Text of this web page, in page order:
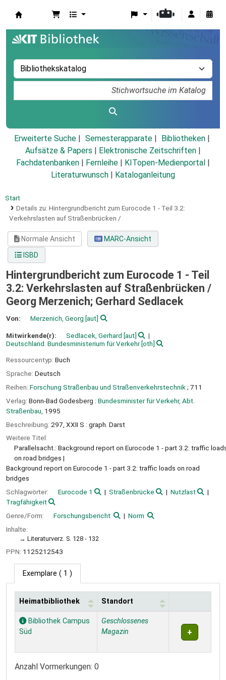
Erweiterte Suche Semesterapparate
Bibliotheken
Aufsätze & Papers
Elektronische Zeitschriften
Fachdatenbanken
Fernleihe KITopen-Medienportal
Literaturwunsch
Kataloganleitung
Start
Details zu: Hintergrundbericht zum Eurocode 1 - Teil 3.2:
Verkehrslasten auf Straßenbrücken /
Normale Ansicht
MARC-Ansicht
ISBD
Hintergrundbericht zum Eurocode 1 - Teil
3.2: Verkehrslasten auf Straßenbrücken /
Georg Merzenich; Gerhard Sedlacek
Von: Merzenich, Georg [aut]
Mitwirkende(r): Sedlacek, Gerhard [aut]
Deutschland. Bundesministerium für Verkehr[oth]
Ressourcentyp: Buch
Sprache: Deutsch
Reihen: Forschung Straßenbau und Straßenverkehrstechnik ; 711
Verlag: Bonn-Bad Godesberg : Bundesminister für Verkehr, Abt.
Straßenbau, 1995
Beschreibung: 297, XXII S : graph. Darst
Weitere Titel:
Parallelsacht.: Background report on Eurocode 1 - part 3.2: traffic
on road bridges
Background report on Eurocode 1 - part 3.2: traffic loads on road
bridges
Schlagwörter:
Eurocode 1 Straßenbrücke
Nutzlast
Tragfähigkeit
Genre/Form:
Forschungsbericht
Norm
Inhalte:
Literaturverz. S. 128 - 132
PPN: 1125212543
Exemplare ( 1 )
Exemplare
Heimatbibliothek Standort
Bibliothek Campus
Süd
Geschlossenes
Magazin
Anzahl Vormerkungen: 0